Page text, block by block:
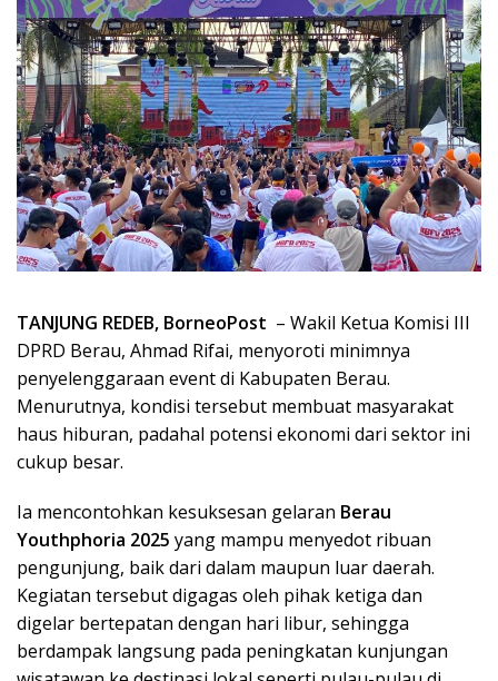
TANJUNG REDEB, BorneoPost – Wakil Ketua Komisi III
DPRD Berau, Ahmad Rifai, menyoroti minimnya
penyelenggaraan event di Kabupaten Berau.
Menurutnya, kondisi tersebut membuat masyarakat
haus hiburan, padahal potensi ekonomi dari sektor ini
cukup besar.
Ia mencontohkan kesuksesan gelaran Berau
Youthphoria 2025 yang mampu menyedot ribuan
pengunjung, baik dari dalam maupun luar daerah.
Kegiatan tersebut digagas oleh pihak ketiga dan
digelar bertepatan dengan hari libur, sehingga
berdampak langsung pada peningkatan kunjungan